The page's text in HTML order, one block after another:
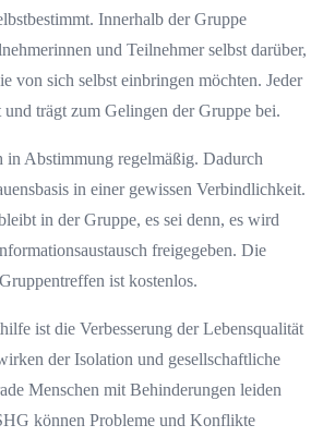
Innerhalb der Gruppe
und Teilnehmer selbst darüber,
von sich selbst einbringen möchten. Jeder
trägt zum Gelingen der Gruppe bei.
Abstimmung regelmäßig. Dadurch
in einer gewissen Verbindlichkeit.
in der Gruppe, es sei denn, es wird
freigegeben. Die
ist kostenlos.
ist die Verbesserung der Lebensqualität
der Isolation und gesellschaftliche
Menschen mit Behinderungen leiden
können Probleme und Konflikte